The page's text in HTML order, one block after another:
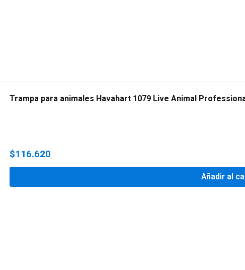
Trampa para animales Havahart 1079 Live Animal
$116.620
Añadir al